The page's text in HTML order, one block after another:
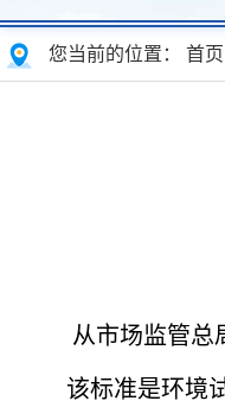
您当前的位置： 首页
从市场监管总
该标准是环境